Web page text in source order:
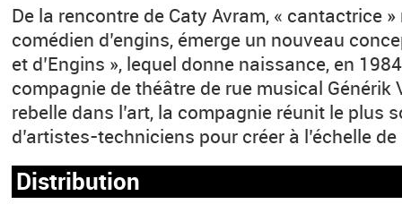
De la rencontre de Caty Avram, « cantactrice
comédien d’engins, émerge un nouveau
et d’Engins », lequel donne naissance, en
compagnie de théâtre de rue musical Générik
rebelle dans l’art, la compagnie réunit le plus
d’artistes-techniciens pour créer à l’échelle
Distribution